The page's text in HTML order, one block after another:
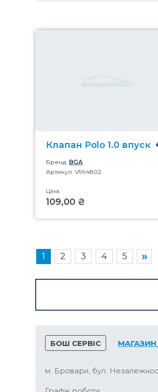
Клапан Polo 1.0 впуск
Бренд: BGA
Артикул: V994802
Ціна:
109,00 ₴
1 2 3 4 5
БОШ СЕРВІС
м. Бровари, бул.